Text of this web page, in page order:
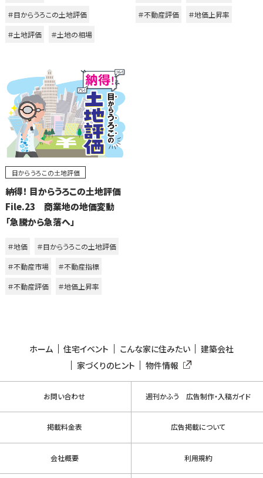
＃目からうろこの土地評価
＃土地評価
＃土地の相場
＃不動産評価
＃地価上昇率
目からうろこの土地評価
納得！ 目からうろこの土地評価
File.23 商業地の地価変動
「急騰から急落へ」
＃地価
＃目からうろこの土地評価
＃不動産市場
＃不動産指標
＃不動産評価
＃地価上昇率
ホーム 住宅イベント こんな家に住みたい
建築会社
家づくりのヒント
物件情報
お問い合わせ 週刊かふう 広告制作・入稿ガイド
掲載料金表 広告掲載について
会社概要 利用規約